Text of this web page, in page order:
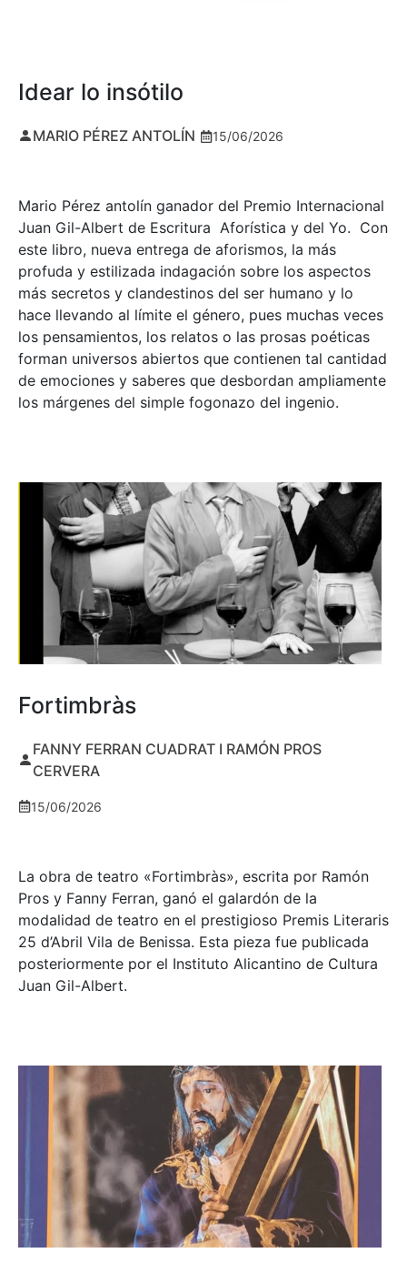
Idear lo insótilo
MARIO PÉREZ ANTOLÍN 15/06/2026
Mario Pérez antolín ganador del Premio Internacional
Juan Gil-Albert de Escritura Aforística y del Yo. Con
este libro, nueva entrega de aforismos, la más
profuda y estilizada indagación sobre los aspectos
más secretos y clandestinos del ser humano y lo
hace llevando al límite el género, pues muchas veces
los pensamientos, los relatos o las prosas poéticas
forman universos abiertos que contienen tal cantidad
de emociones y saberes que desbordan ampliamente
los márgenes del simple fogonazo del ingenio.
Fortimbràs
FANNY FERRAN CUADRAT I RAMÓN PROS
CERVERA
15/06/2026
La obra de teatro «Fortimbràs», escrita por Ramón
Pros y Fanny Ferran, ganó el galardón de la
modalidad de teatro en el prestigioso Premis Literaris
25 d’Abril Vila de Benissa. Esta pieza fue publicada
posteriormente por el Instituto Alicantino de Cultura
Juan Gil-Albert.